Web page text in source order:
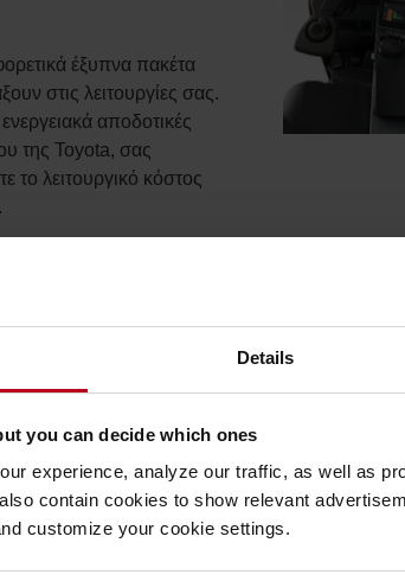
Details
you can decide which ones
experience, analyze our traffic, as well as
contain cookies to show relevant
customize your cookie settings.
έξυπνα πακέτα
στις λειτουργίες σας.
αποδοτικές
της Toyota, σας
το λειτουργικό κόστος
Αυτά τα μηχανήματα
με το I_Site από
πληροφορίες για τη
άλλα.
που να